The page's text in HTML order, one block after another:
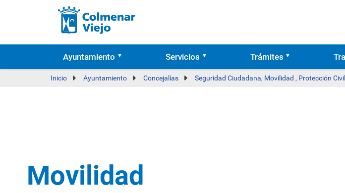
Ayuntamiento Servicios Trámites
Inicio Ayuntamiento Concejalías Seguridad Ciudadana, Movilidad , Protección
Movilidad